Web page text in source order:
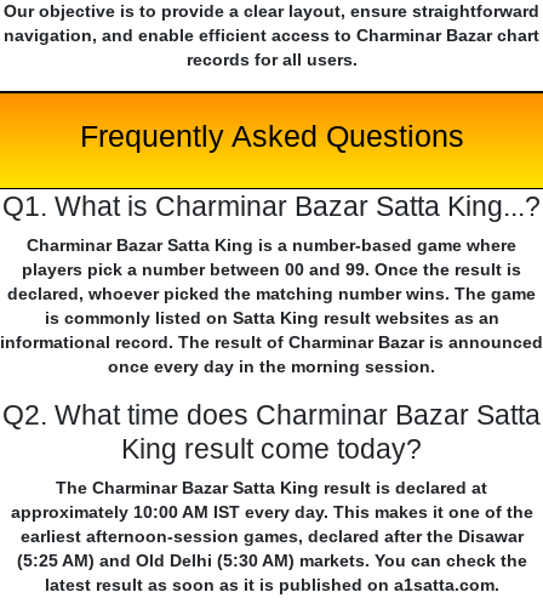
Our objective is to provide a clear layout, ensure straightforward
navigation, and enable efficient access to Charminar Bazar chart
records for all users.
Frequently Asked Questions
Q1. What is Charminar Bazar Satta King...?
Charminar Bazar Satta King is a number-based game where
players pick a number between 00 and 99. Once the result is
declared, whoever picked the matching number wins. The game
is commonly listed on Satta King result websites as an
informational record. The result of Charminar Bazar is announced
once every day in the morning session.
Q2. What time does Charminar Bazar Satta
King result come today?
The Charminar Bazar Satta King result is declared at
approximately 10:00 AM IST every day. This makes it one of the
earliest afternoon-session games, declared after the Disawar
(5:25 AM) and Old Delhi (5:30 AM) markets. You can check the
latest result as soon as it is published on a1satta.com.